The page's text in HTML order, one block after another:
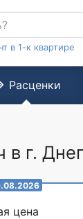
в 1-к квартире
Расценки
в г.
цена